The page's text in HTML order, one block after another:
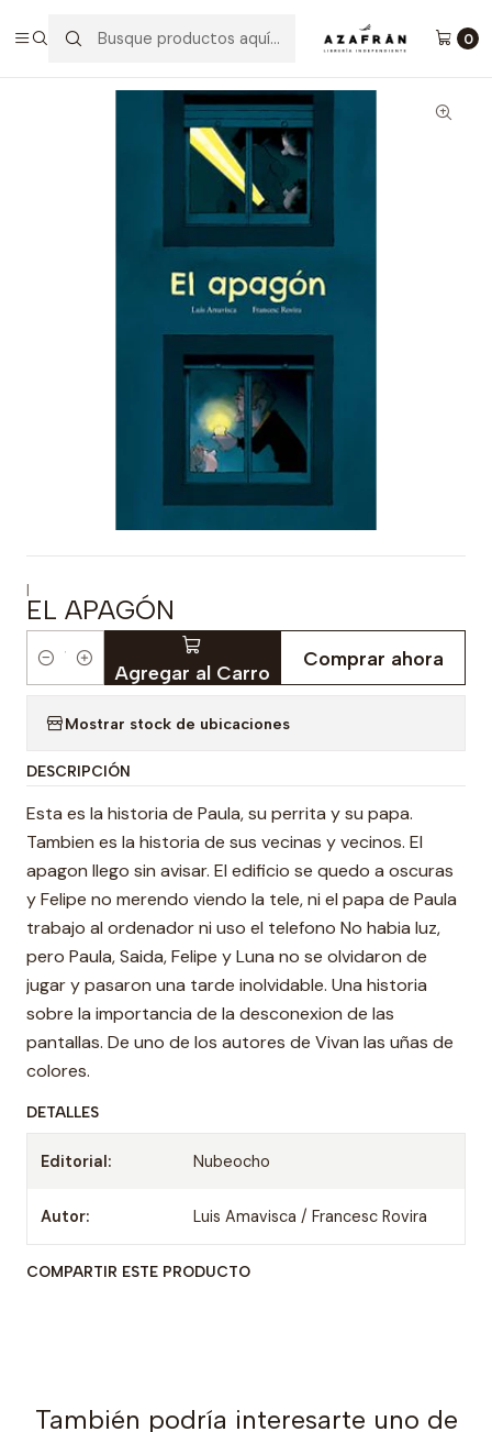
0
El Apagón
|
EL APAGÓN
Cantidad Agregar al Carro
Comprar ahora
Mostrar stock de ubicaciones
DESCRIPCIÓN
Esta es la historia de Paula, su perrita y su papa.
Tambien es la historia de sus vecinas y vecinos. El
apagon llego sin avisar. El edificio se quedo a oscuras
y Felipe no merendo viendo la tele, ni el papa de Paula
trabajo al ordenador ni uso el telefono No habia luz,
pero Paula, Saida, Felipe y Luna no se olvidaron de
jugar y pasaron una tarde inolvidable. Una historia
sobre la importancia de la desconexion de las
pantallas. De uno de los autores de Vivan las uñas de
colores.
DETALLES
Editorial: Nubeocho
Autor: Luis Amavisca / Francesc Rovira
COMPARTIR ESTE PRODUCTO
También podría interesarte uno de